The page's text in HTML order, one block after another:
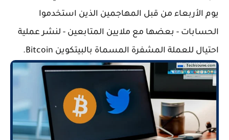
يوم الأربعاء من قبل المهاجمين الذين استخدموا
الحسابات - بعضها مع ملايين المتابعين - لنشر عملية
احتيال للعملة المشفرة المسماة بالبيتكوين Bitcoin.